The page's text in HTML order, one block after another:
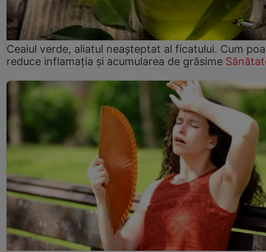
Ceaiul verde, aliatul neașteptat al ficatului. Cum
reduce inflamația și acumularea de grăsime